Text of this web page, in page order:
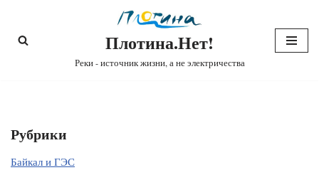
Перейти
Плотина.Нет!
Реки - источник жизни, а не электричества
Рубрики
Байкал и ГЭС